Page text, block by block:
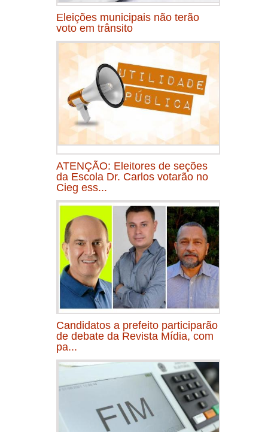
Eleições municipais não terão
voto em trânsito
ATENÇÃO: Eleitores de seções
da Escola Dr. Carlos votarão no
Cieg ess...
Candidatos a prefeito participarão
de debate da Revista Mídia, com
pa...